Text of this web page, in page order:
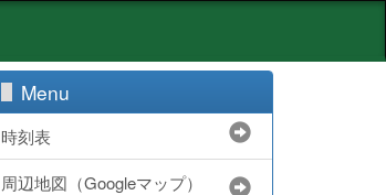
Menu
時刻表
周辺地図（Googleマップ）